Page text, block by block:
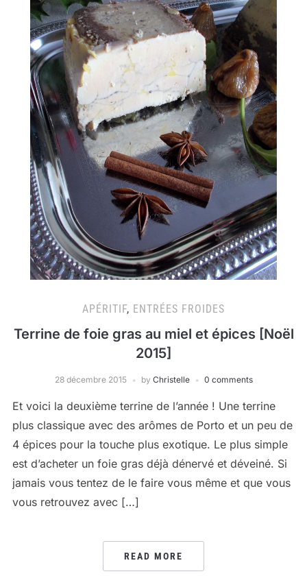
APÉRITIF, ENTRÉES FROIDES
Terrine de foie gras au miel et épices [Noël
2015]
28 décembre 2015 by Christelle 0 comments
Et voici la deuxième terrine de l’année ! Une terrine
plus classique avec des arômes de Porto et un peu de
4 épices pour la touche plus exotique. Le plus simple
est d’acheter un foie gras déjà dénervé et déveiné. Si
jamais vous tentez de le faire vous même et que vous
vous retrouvez avec […]
READ MORE